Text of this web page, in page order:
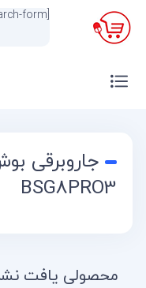
[wcas-search-form] ×
جاروبرقی
BSG8PRO3
محصولی یافت